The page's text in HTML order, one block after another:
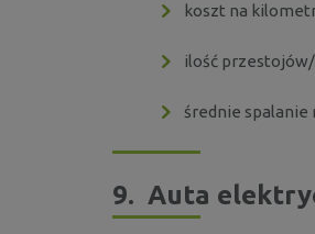
koszt na
ilość
średnie spalanie
9. Auta